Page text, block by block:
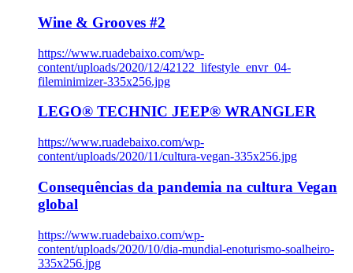
Wine & Grooves #2
https://www.ruadebaixo.com/wp-
content/uploads/2020/12/42122_lifestyle_envr_04-
fileminimizer-335x256.jpg
LEGO® TECHNIC JEEP® WRANGLER
https://www.ruadebaixo.com/wp-
content/uploads/2020/11/cultura-vegan-335x256.jpg
Consequências da pandemia na cultura Vegan
global
https://www.ruadebaixo.com/wp-
content/uploads/2020/10/dia-mundial-enoturismo-soalheiro-
335x256.jpg